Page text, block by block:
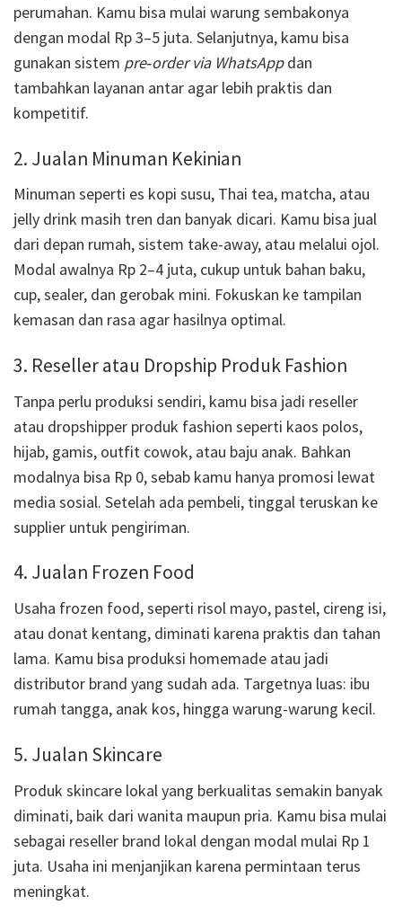
perumahan. Kamu bisa mulai warung sembakonya
dengan modal Rp 3–5 juta. Selanjutnya, kamu bisa
gunakan sistem pre‑order via WhatsAppdan
tambahkan layanan antar agar lebih praktis dan
kompetitif.
2. Jualan Minuman Kekinian
Minuman seperti es kopi susu, Thai tea, matcha, atau
jelly drink masih tren dan banyak dicari. Kamu bisa jual
dari depan rumah, sistem take-away, atau melalui ojol.
Modal awalnya Rp 2–4 juta, cukup untuk bahan baku,
cup, sealer, dan gerobak mini. Fokuskan ke tampilan
kemasan dan rasa agar hasilnya optimal.
3. Reseller atau Dropship Produk Fashion
Tanpa perlu produksi sendiri, kamu bisa jadi reseller
atau dropshipper produk fashion seperti kaos polos,
hijab, gamis, outfit cowok, atau baju anak. Bahkan
modalnya bisa Rp 0, sebab kamu hanya promosi lewat
media sosial. Setelah ada pembeli, tinggal teruskan ke
supplier untuk pengiriman.
4. Jualan Frozen Food
Usaha frozen food, seperti risol mayo, pastel, cireng isi,
atau donat kentang, diminati karena praktis dan tahan
lama. Kamu bisa produksi homemade atau jadi
distributor brand yang sudah ada. Targetnya luas: ibu
rumah tangga, anak kos, hingga warung-warung kecil.
5. Jualan Skincare
Produk skincare lokal yang berkualitas semakin banyak
diminati, baik dari wanita maupun pria. Kamu bisa mulai
sebagai reseller brand lokal dengan modal mulai Rp 1
juta. Usaha ini menjanjikan karena permintaan terus
meningkat.